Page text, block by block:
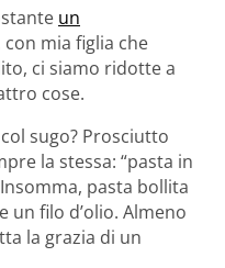
un
con mia figlia che
ci siamo ridotte a
cose.
sugo? Prosciutto
la stessa: “pasta in
pasta bollita
un filo d’olio. Almeno
la grazia di un